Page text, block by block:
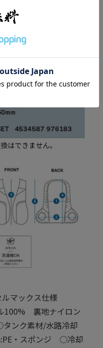
マックス仕様
100% 裏地ナイロン
ンク素材/水路冷却
・スポンジ ○冷却